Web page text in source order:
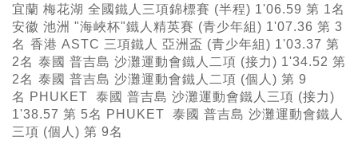
宜蘭 梅花湖 全國鐵人三項錦標賽 (半程) 1'06.59 第 1名
安徽 池洲 "海峽杯"鐵人精英賽 (青少年組) 1'07.36 第 3
名 香港 ASTC 三項鐵人 亞洲盃 (青少年組) 1'03.37 第
2名 泰國 普吉島 沙灘運動會鐵人二項 (接力) 1'34.52 第
2名 泰國 普吉島 沙灘運動會鐵人二項 (個人) 第 9
名 PHUKET 泰國 普吉島 沙灘運動會鐵人三項 (接力)
1'38.57 第 5名 PHUKET 泰國 普吉島 沙灘運動會鐵人
三項 (個人) 第 9名